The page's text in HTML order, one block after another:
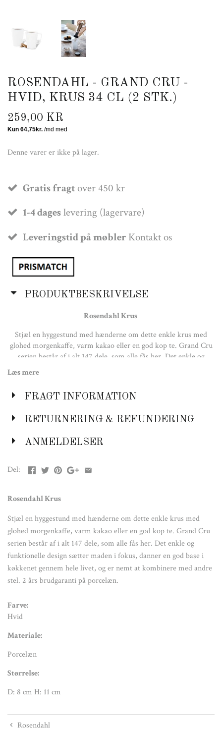
ROSENDAHL - GRAND CRU -
HVID, KRUS 34 CL (2 STK.)
259,00 KR
Denne varer er ikke på lager.
Gratis fragtover 450 kr
1-4 dageslevering (lagervare)
Leveringstid på møbler Kontakt os
PRODUKTBESKRIVELSE
Rosendahl Krus
Stjæl en hyggestund med hænderne om dette enkle krus med
glohed morgenkaffe, varm kakao eller en god kop te. Grand Cru
serien består af i alt 147 dele, som alle fås her. Det enkle og
stel.2 års brudgaranti på porcelæn.
Hvid
Materiale:
Læs mere
FRAGT INFORMATION
RETURNERING & REFUNDERING
ANMELDELSER
Del:
Rosendahl Krus
Stjæl en hyggestund med hænderne om dette enkle krus med
glohed morgenkaffe, varm kakao eller en god kop te. Grand Cru
serien består af i alt 147 dele, som alle fås her. Det enkle og
funktionelle design sætter maden i fokus, danner en god base i
køkkenet gennem hele livet, og er nemt at kombinere med andre
stel. 2 års brudgaranti på porcelæn.
Farve:
Hvid
Materiale:
Porcelæn
Størrelse:
D: 8 cm H: 11 cm
Rosendahl